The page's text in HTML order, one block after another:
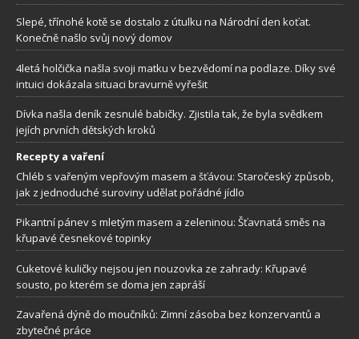
Slepé, třínohé kotě se dostalo z útulku na Národní den koťat.
Konečně našlo svůj nový domov
4letá holčička našla svoji matku v bezvědomí na podlaze. Díky své
intuici dokázala situaci bravurně vyřešit
Dívka našla deník zesnulé babičky. Zjistila tak, že byla svědkem
jejích prvních dětských kroků
Recepty a vaření
Chléb s vařeným vepřovým masem a šťávou: Staročeský způsob,
jak z jednoduché suroviny udělat pořádné jídlo
Pikantní pánev s mletým masem a zeleninou: Šťavnatá směs na
křupavé česnekové topinky
Cuketové kuličky nejsou jen nouzovka ze zahrady: Křupavé
sousto, po kterém se doma jen zapráší
Zavařená dýně do moučníků: Zimní zásoba bez konzervantů a
zbytečné práce